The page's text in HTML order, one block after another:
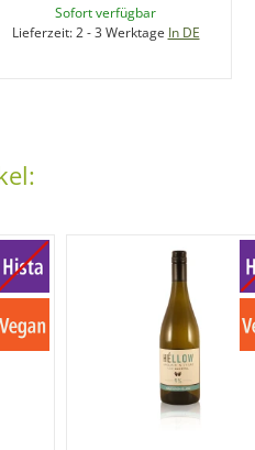
Sofort verfügbar
Lieferzeit:2 - 3 Werktage In DE